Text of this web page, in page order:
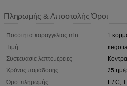
Πληρωμής & Αποστολής Όροι
Ποσότητα παραγγελίας min:
1
Τιμή:
Συσκευασία λεπτομέρειες:
Χρόνος παράδοσης:
25
Όροι πληρωμής:
L / C, T